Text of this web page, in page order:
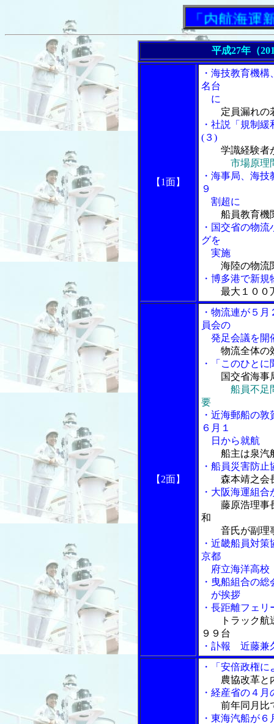
「内航海運新聞」
平成27年（
【1面】
・海技教育機
名台
に
定員漏れの
・社説「規制
(３)
学識経験者
市場原理
・海事局、海
９
割超に
船員教育機
・国交省の物
グを
実施
海陸の物流
・博多港で新
最大１００
【2面】
・物流連が５
員会の
発足会議を開
物流全体の
・「このひと
国交省海
船員不足
要
・近海郵船の
６月１
日から就航
船主は泉汽
・船員災害防
森本靖之会
・大阪海運組
藤原浩理事
和
音氏が副理
・近畿船員対
京都
府立海洋高校
・曳船組合の
が挨拶
・長距離フェ
トラック
９９台
・訃報 近藤兼
・「安倍政権
農協改革と
・経産省の４
前年同月比
・東海汽船が